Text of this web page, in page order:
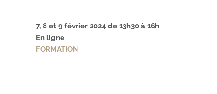
7, 8 et 9 février 2024 de 13h30 à 16h
En ligne
FORMATION